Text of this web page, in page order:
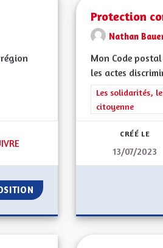
SANTÉ MÉDECINE PARALLÈLE
Protection
Nathan
Mon Code
les actes
Filtrer les
Les solidarités,
citoyenne
CRÉÉ LE
13/07/2023